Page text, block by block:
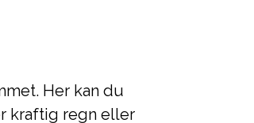
Her kan du
kraftig regn eller